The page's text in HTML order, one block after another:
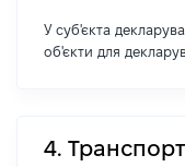
У суб'єкта
об'єкти для
4.